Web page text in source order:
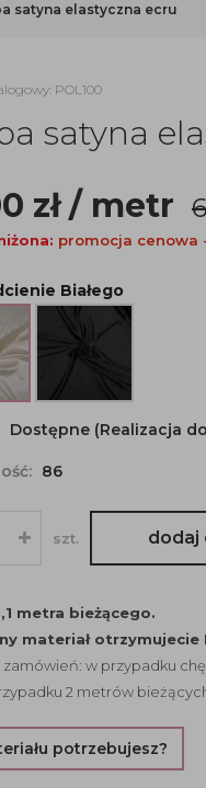
satyna elastyczna ecru
POL100
satyna
zł/ metr
promocja cenowa
Białego
Dostępne (Realizacja
86
szt. dodaj
metra bieżącego.
materiał otrzymujecie
zamówień: w przypadku
2 metrów
potrzebujesz?